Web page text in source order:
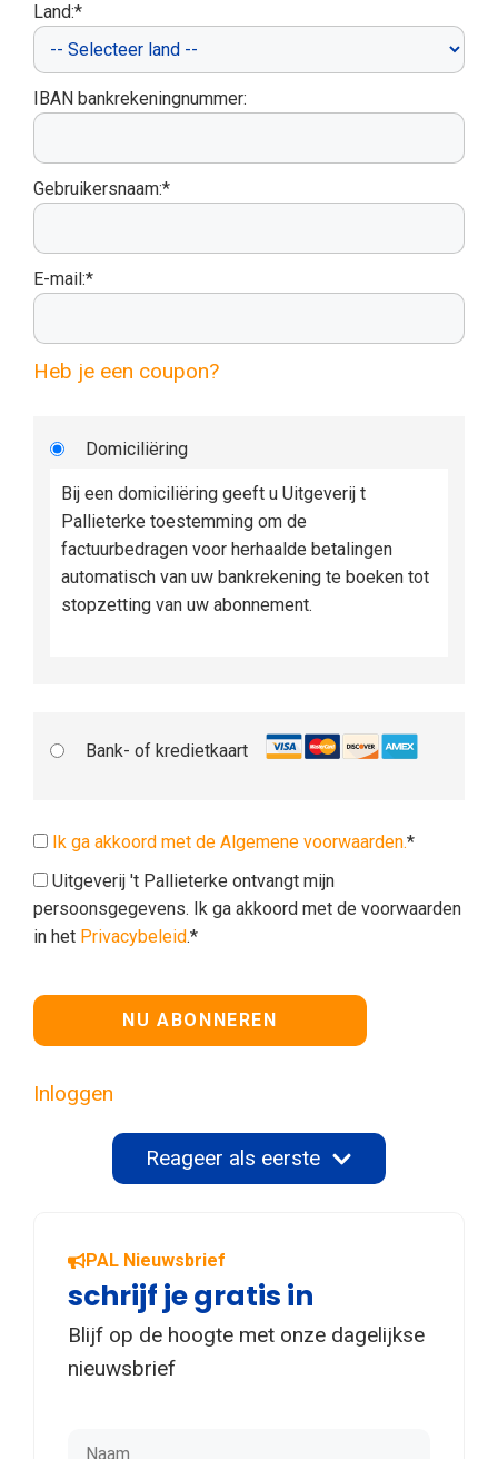
Land:*
IBAN bankrekeningnummer:
Gebruikersnaam:*
E-mail:*
Heb je een coupon?
Domiciliëring
Bij een domiciliëring geeft u Uitgeverij t
Pallieterke toestemming om de
factuurbedragen voor herhaalde betalingen
automatisch van uw bankrekening te boeken tot
stopzetting van uw abonnement.
Bank- of kredietkaart
Ik ga akkoord met de Algemene voorwaarden.*
Uitgeverij 't Pallieterke ontvangt mijn
persoonsgegevens. Ik ga akkoord met de voorwaarden
in het Privacybeleid.*
Geen waarde
Inloggen
Reageer als eerste
PAL Nieuwsbrief
schrijf je gratis in
Blijf op de hoogte met onze dagelijkse
nieuwsbrief